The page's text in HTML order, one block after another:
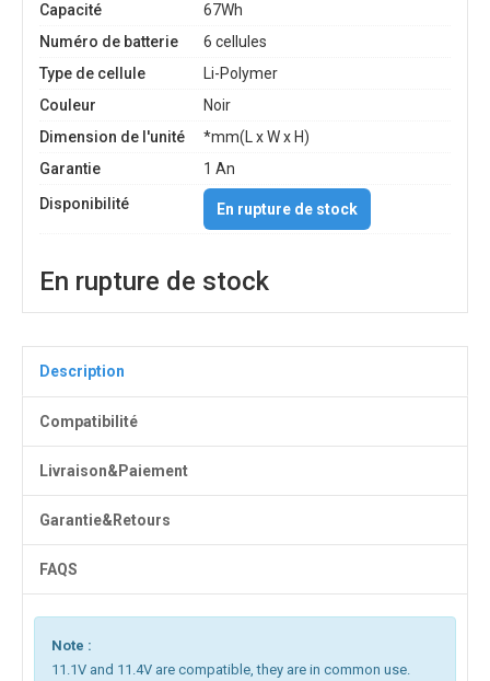
Capacité
67Wh
Numéro de batterie
6 cellules
Type de cellule
Li-Polymer
Couleur
Noir
Dimension de l'unité
*mm(L x W x H)
Garantie
1 An
Disponibilité
En rupture de stock
En rupture de stock
Description
Compatibilité
Livraison&Paiement
Garantie&Retours
FAQS
Note :
11.1V and 11.4V are compatible, they are in common use.